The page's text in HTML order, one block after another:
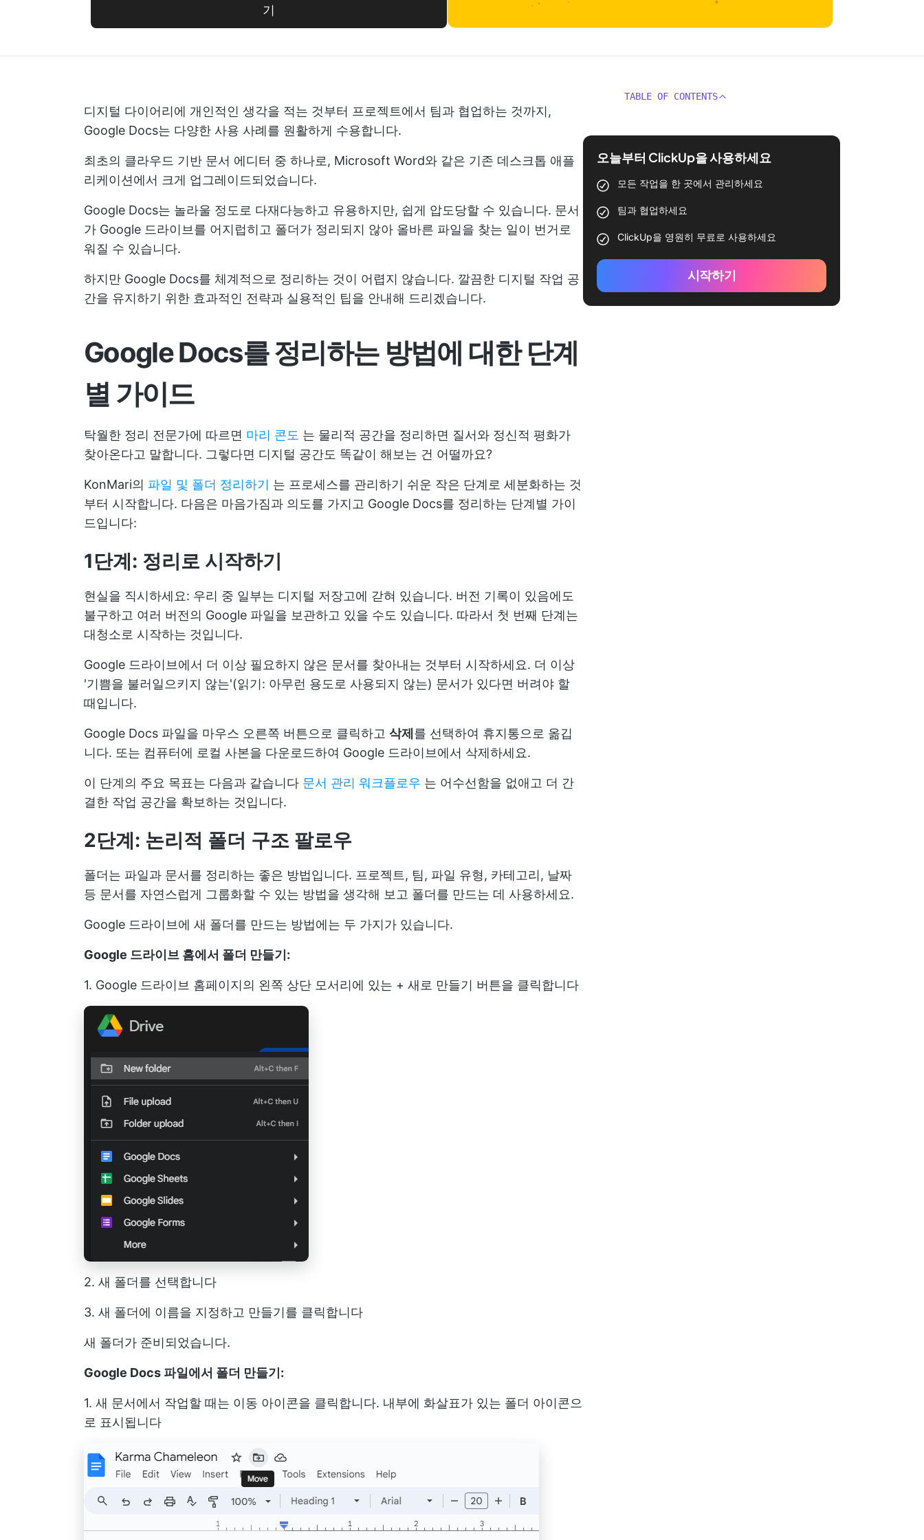
기
디지털 다이어리에 개인적인 생각을 적는 것부터 프로젝트에서 팀과 협업하는 것까지,
Google Docs는 다양한 사용 사례를 원활하게 수용합니다.
최초의 클라우드 기반 문서 에디터 중 하나로, Microsoft Word와 같은 기존 데스크톱 애플
리케이션에서 크게 업그레이드되었습니다.
Google Docs는 놀라울 정도로 다재다능하고 유용하지만, 쉽게 압도당할 수 있습니다. 문서
가 Google 드라이브를 어지럽히고 폴더가 정리되지 않아 올바른 파일을 찾는 일이 번거로
워질 수 있습니다.
하지만 Google Docs를 체계적으로 정리하는 것이 어렵지 않습니다. 깔끔한 디지털 작업 공
간을 유지하기 위한 효과적인 전략과 실용적인 팁을 안내해 드리겠습니다.
Google Docs를 정리하는 방법에 대한 단계
별 가이드
탁월한 정리 전문가에 따르면 마리 콘도 는 물리적 공간을 정리하면 질서와 정신적 평화가
찾아온다고 말합니다. 그렇다면 디지털 공간도 똑같이 해보는 건 어떨까요?
KonMari의 파일 및 폴더 정리하기 는 프로세스를 관리하기 쉬운 작은 단계로 세분화하는 것
부터 시작합니다. 다음은 마음가짐과 의도를 가지고 Google Docs를 정리하는 단계별 가이
드입니다:
1단계: 정리로 시작하기
현실을 직시하세요: 우리 중 일부는 디지털 저장고에 갇혀 있습니다. 버전 기록이 있음에도
불구하고 여러 버전의 Google 파일을 보관하고 있을 수도 있습니다. 따라서 첫 번째 단계는
대청소로 시작하는 것입니다.
Google 드라이브에서 더 이상 필요하지 않은 문서를 찾아내는 것부터 시작하세요. 더 이상
'기쁨을 불러일으키지 않는'(읽기: 아무런 용도로 사용되지 않는) 문서가 있다면 버려야 할
때입니다.
Google Docs 파일을 마우스 오른쪽 버튼으로 클릭하고 삭제 를 선택하여 휴지통으로 옮깁
니다. 또는 컴퓨터에 로컬 사본을 다운로드하여 Google 드라이브에서 삭제하세요.
이 단계의 주요 목표는 다음과 같습니다 문서 관리 워크플로우 는 어수선함을 없애고 더 간
결한 작업 공간을 확보하는 것입니다.
2단계: 논리적 폴더 구조 팔로우
폴더는 파일과 문서를 정리하는 좋은 방법입니다. 프로젝트, 팀, 파일 유형, 카테고리, 날짜
등 문서를 자연스럽게 그룹화할 수 있는 방법을 생각해 보고 폴더를 만드는 데 사용하세요.
Google 드라이브에 새 폴더를 만드는 방법에는 두 가지가 있습니다.
Google 드라이브 홈에서 폴더 만들기:
1. Google 드라이브 홈페이지의 왼쪽 상단 모서리에 있는 + 새로 만들기 버튼을 클릭합니다
2. 새 폴더를 선택합니다
3. 새 폴더에 이름을 지정하고 만들기를 클릭합니다
새 폴더가 준비되었습니다.
Google Docs 파일에서 폴더 만들기:
1. 새 문서에서 작업할 때는 이동 아이콘을 클릭합니다. 내부에 화살표가 있는 폴더 아이콘으
로 표시됩니다
TABLE OF CONTENTS
오늘부터 ClickUp을 사용하세요
모든 작업을 한 곳에서 관리하세요
팀과 협업하세요
ClickUp을 영원히 무료로 사용하세요
시작하기